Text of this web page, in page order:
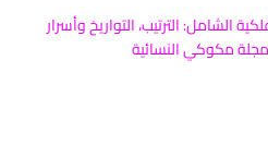
الشامل: الترتيب، التواريخ وأسرار
مكوكي النسائية